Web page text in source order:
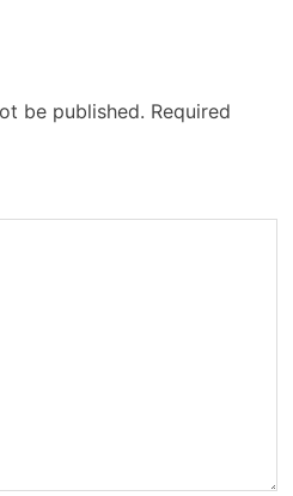
be published. Required